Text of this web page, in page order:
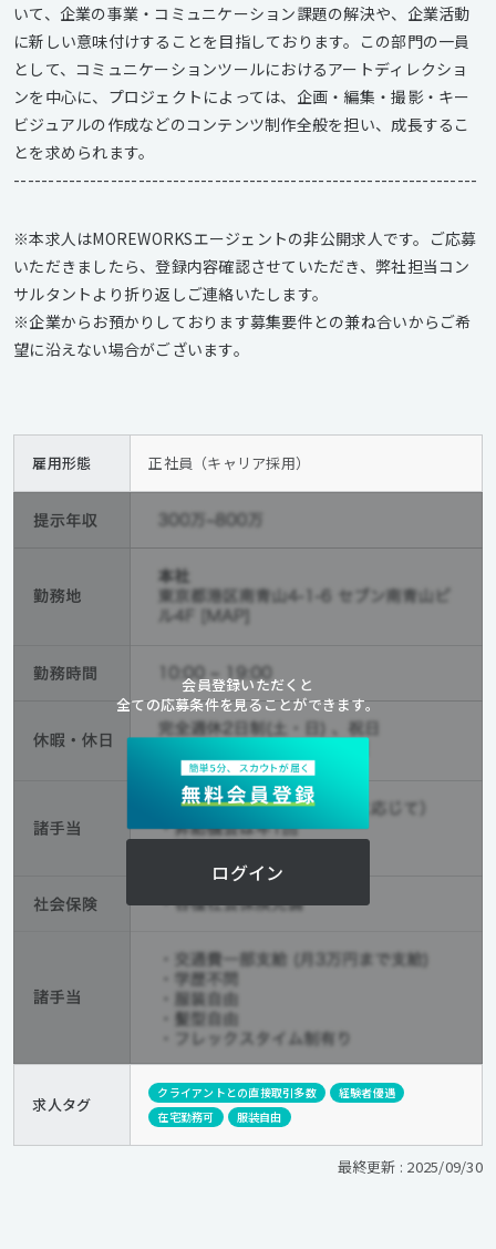
いて、企業の事業・コミュニケーション課題の解決や、企業活動
に新しい意味付けすることを目指しております。この部門の一員
として、コミュニケーションツールにおけるアートディレクショ
ンを中心に、プロジェクトによっては、企画・編集・撮影・キー
ビジュアルの作成などのコンテンツ制作全般を担い、成長するこ
とを求められます。
-------------------------------------------------------------------
※本求人はMOREWORKSエージェントの非公開求人です。ご応募
いただきましたら、登録内容確認させていただき、弊社担当コン
サルタントより折り返しご連絡いたします。
※企業からお預かりしております募集要件との兼ね合いからご希
望に沿えない場合がございます。
雇用形態 正社員（キャリア採用）
会員登録いただくと
全ての応募条件を見ることができます。
ログイン
求人タグ
クライアントとの直接取引多数
経験者優遇
在宅勤務可
服装自由
最終更新 : 2025/09/30